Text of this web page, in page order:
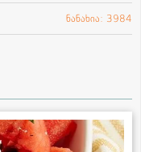
ნანახია: 3984